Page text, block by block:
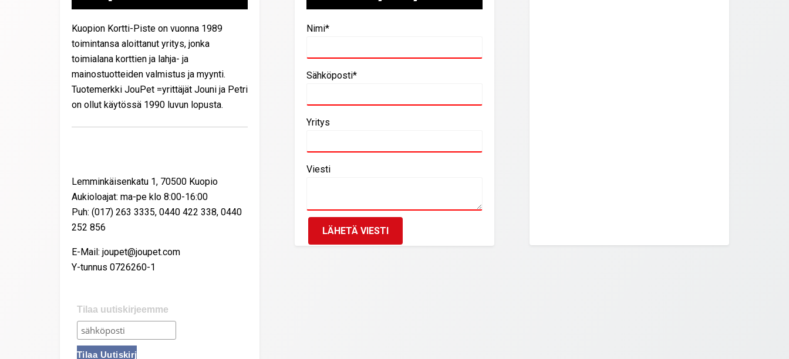
Kuopion Kortti-Piste on vuonna 1989
toimintansa aloittanut yritys, jonka
toimialana korttien ja lahja- ja
mainostuotteiden valmistus ja myynti.
Tuotemerkki JouPet =yrittäjät Jouni ja Petri
on ollut käytössä 1990 luvun lopusta.
Lemminkäisenkatu 1, 70500 Kuopio
Aukioloajat: ma-pe klo 8:00-16:00
Puh: (017) 263 3335, 0440 422 338, 0440
252 856
E-Mail: joupet@joupet.com
Y-tunnus 0726260-1
Tilaa uutiskirjeemme
Nimi*
Sähköposti*
Yritys
Viesti